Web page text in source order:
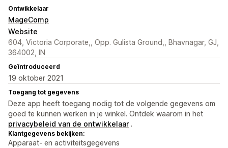
Ontwikkelaar
MageComp
Website
604, Victoria Corporate,, Opp. Gulista Ground,, Bhavnagar, GJ,
364002, IN
Geïntroduceerd
19 oktober 2021
Toegang tot gegevens
Deze app heeft toegang nodig tot de volgende gegevens om
goed te kunnen werken in je winkel. Ontdek waarom in het
privacybeleid van de ontwikkelaar .
Klantgegevens bekijken:
Apparaat- en activiteitsgegevens